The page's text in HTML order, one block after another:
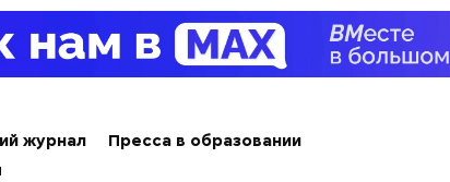
журнал
Пресса в образовании